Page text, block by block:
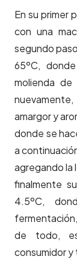
En su primer
con una
segundo
65ºC,
molienda
amargor y
donde se
a
agregando la
finalmente
4.5ºC,
de todo,
consumidor